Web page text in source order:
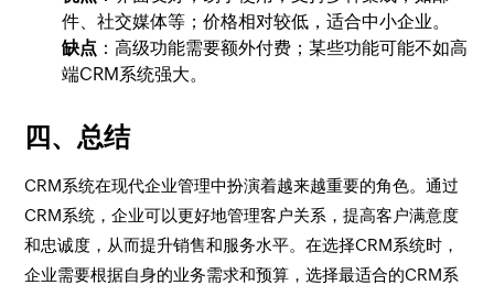
件、社交媒体等；价格相对较低，适合中小企业。
缺点 ：高级功能需要额外付费；某些功能可能不如高
端CRM系统强大。
四、总结
CRM系统在现代企业管理中扮演着越来越重要的角色。通过
CRM系统，企业可以更好地管理客户关系，提高客户满意度
和忠诚度，从而提升销售和服务水平。在选择CRM系统时，
企业需要根据自身的业务需求和预算，选择最适合的CRM系